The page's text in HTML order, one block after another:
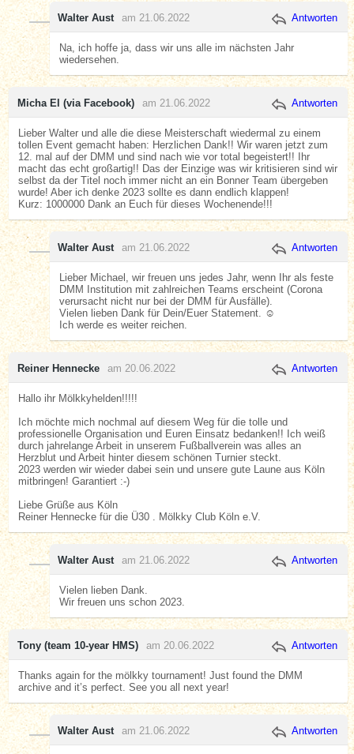
Walter Aust am 21.06.2022 Antworten
Na, ich hoffe ja, dass wir uns alle im nächsten Jahr
wiedersehen.
Micha El (via Facebook) am 21.06.2022 Antworten
Lieber Walter und alle die diese Meisterschaft wiedermal zu einem
tollen Event gemacht haben: Herzlichen Dank!! Wir waren jetzt zum
12. mal auf der DMM und sind nach wie vor total begeistert!! Ihr
macht das echt großartig!! Das der Einzige was wir kritisieren sind wir
selbst da der Titel noch immer nicht an ein Bonner Team übergeben
wurde! Aber ich denke 2023 sollte es dann endlich klappen!
Kurz: 1000000 Dank an Euch für dieses Wochenende!!!
Walter Aust am 21.06.2022 Antworten
Lieber Michael, wir freuen uns jedes Jahr, wenn Ihr als feste
DMM Institution mit zahlreichen Teams erscheint (Corona
verursacht nicht nur bei der DMM für Ausfälle).
Vielen lieben Dank für Dein/Euer Statement. ☺️
Ich werde es weiter reichen.
Reiner Hennecke am 20.06.2022 Antworten
Hallo ihr Mölkkyhelden!!!!!
Ich möchte mich nochmal auf diesem Weg für die tolle und
professionelle Organisation und Euren Einsatz bedanken!! Ich weiß
durch jahrelange Arbeit in unserem Fußballverein was alles an
Herzblut und Arbeit hinter diesem schönen Turnier steckt.
2023 werden wir wieder dabei sein und unsere gute Laune aus Köln
mitbringen! Garantiert :-)
Liebe Grüße aus Köln
Reiner Hennecke für die Ü30 . Mölkky Club Köln e.V.
Walter Aust am 21.06.2022 Antworten
Vielen lieben Dank.
Wir freuen uns schon 2023.
Tony (team 10-year HMS) am 20.06.2022 Antworten
Thanks again for the mölkky tournament! Just found the DMM
archive and it’s perfect. See you all next year!
Walter Aust am 21.06.2022 Antworten